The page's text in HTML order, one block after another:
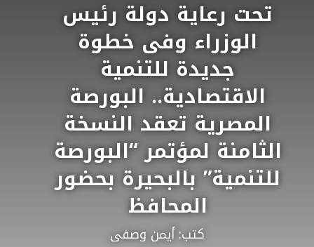
تحت رعاية دولة رئيس
الوزراء وفى خطوة
جديدة للتنمية
الاقتصادية.. البورصة
المصرية تعقد النسخة
الثامنة لمؤتمر “البورصة
للتنمية” بالبحيرة بحضور
المحافظ
كتب: أيمن وصفى